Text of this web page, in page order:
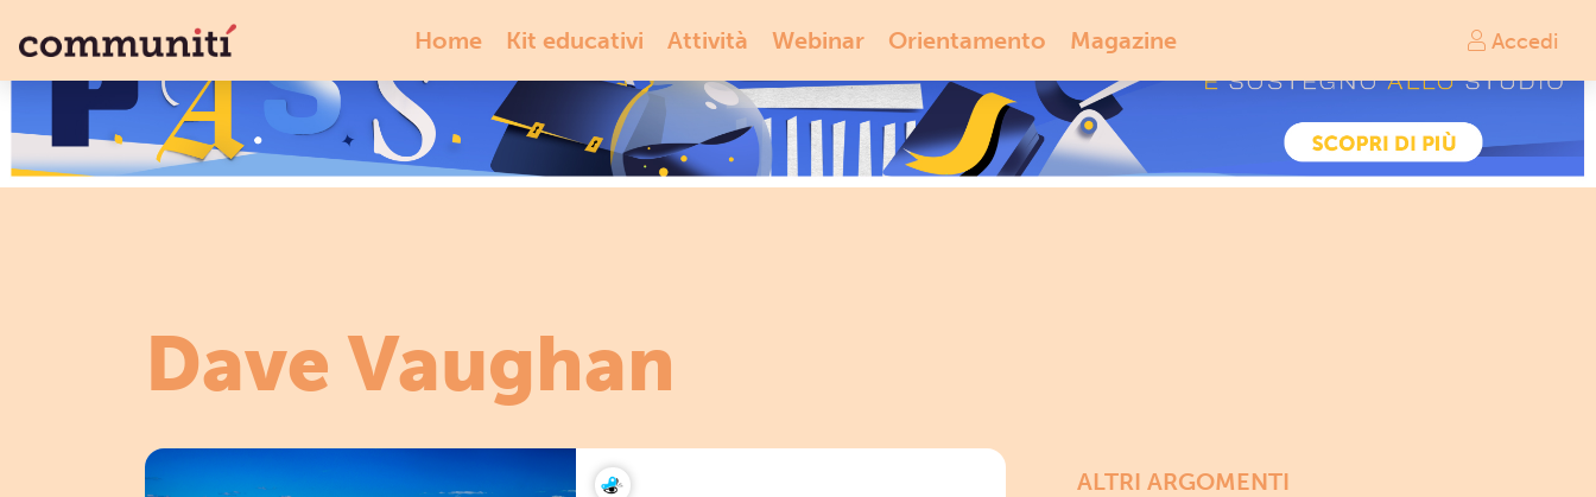
Home Kit educativi Attività Webinar Orientamento Magazine Accedi
Dave Vaughan
ALTRI ARGOMENTI